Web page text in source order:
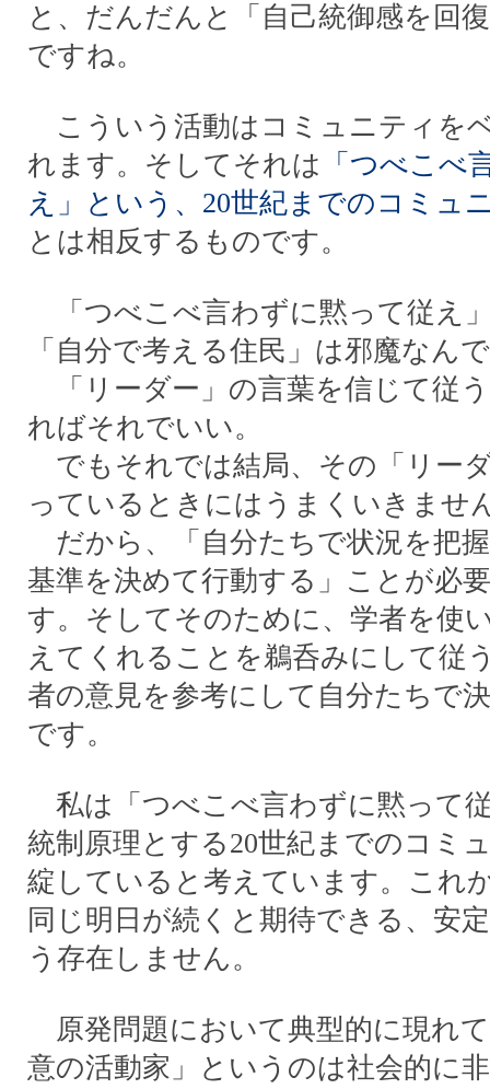
と、だんだんと「自己統御感を回
ですね。
こういう活動はコミュニティを
れます。そしてそれは
「つべこべ
え」という、20世紀までのコミュ
とは相反するものです。
「つべこべ言わずに黙って従え
「自分で考える住民」は邪魔なん
「リーダー」の言葉を信じて従
ればそれでいい。
でもそれでは結局、その「リー
っているときにはうまくいきませ
だから、「自分たちで状況を把
基準を決めて行動する」ことが必
す。そしてそのために、学者を使
えてくれることを鵜呑みにして従
者の意見を参考にして自分たちで
です。
私は「つべこべ言わずに黙って
統制原理とする20世紀までのコミ
綻していると考えています。これ
同じ明日が続くと期待できる、安
う存在しません。
原発問題において典型的に現れ
意の活動家」というのは社会的に